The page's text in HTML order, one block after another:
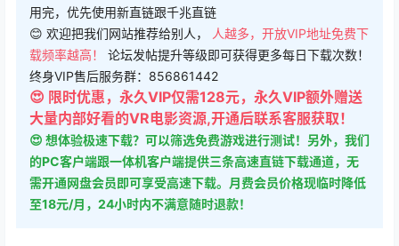
用完，优先使用新直链跟千兆直链
😊 欢迎把我们网站推荐给别人，
人越多，开放VIP地址免费下
载频率越高！ 论坛发帖提升等级即可获得更多每日下载次数！
终身VIP售后服务群：856861442
😍 限时优惠，永久VIP仅需128元，永久VIP额外赠送
大量内部好看的VR电影资源,开通后联系客服获取！
😍 想体验极速下载？可以筛选免费游戏进行测试！另外，我们
的PC客户端跟一体机客户端提供三条高速直链下载通道，无
需开通网盘会员即可享受高速下载。月费会员价格现临时降低
至18元/月，24小时内不满意随时退款！